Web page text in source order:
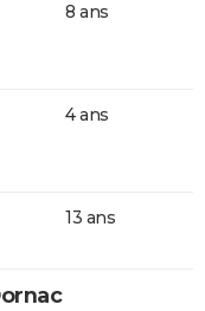
8 ans
4 ans
13 ans